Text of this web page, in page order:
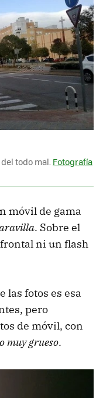
todo mal. Fotografía
móvil de gama
. Sobre el
ni un flash
las fotos es esa
pero
de móvil, con
muy grueso.